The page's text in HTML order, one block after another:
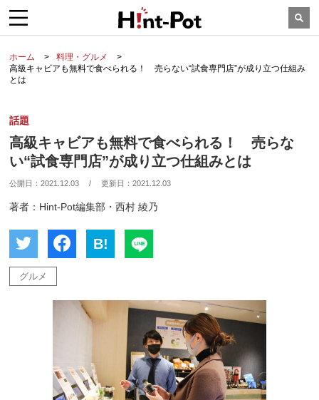
ホーム
料理・グルメ
高級キャビアも無料で食べられる！ 売らない“試食専門店”が成り立つ仕組み
とは
話題
高級キャビアも無料で食べられる！ 売らな
い“試食専門店”が成り立つ仕組みとは
公開日：2021.12.03 / 更新日：2021.12.03
著者：Hint-Pot編集部・西村 綾乃
B!
グルメ